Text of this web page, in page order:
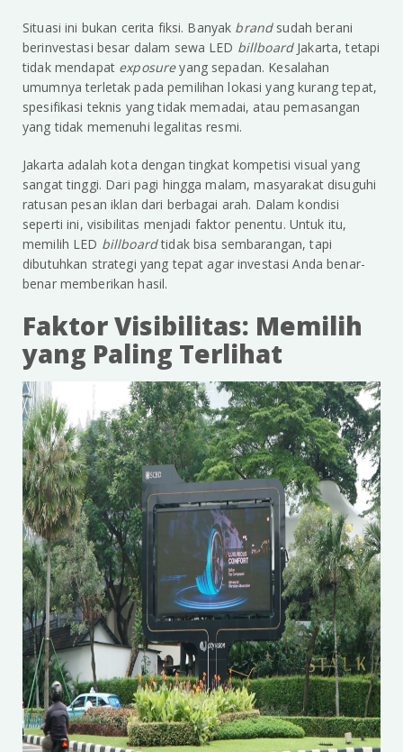
Situasi ini bukan cerita fiksi. Banyak brand sudah berani
berinvestasi besar dalam sewa LED billboard Jakarta, tetapi
tidak mendapat exposureyang sepadan. Kesalahan
umumnya terletak pada pemilihan lokasi yang kurang tepat,
spesifikasi teknis yang tidak memadai, atau pemasangan
yang tidak memenuhi legalitas resmi.
Jakarta adalah kota dengan tingkat kompetisi visual yang
sangat tinggi. Dari pagi hingga malam, masyarakat disuguhi
ratusan pesan iklan dari berbagai arah. Dalam kondisi
seperti ini, visibilitas menjadi faktor penentu. Untuk itu,
memilih LED billboardtidak bisa sembarangan, tapi
dibutuhkan strategi yang tepat agar investasi Anda benar-
benar memberikan hasil.
Faktor Visibilitas: Memilih
yang Paling Terlihat